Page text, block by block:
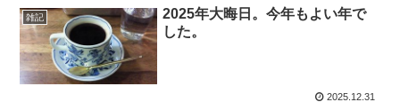
雑記
2025年大晦日。今年もよい年で
した。
2025.12.31